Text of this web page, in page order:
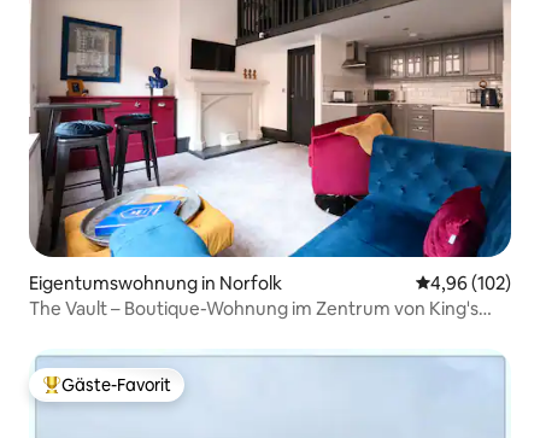
Eigentumswohnung in Norfolk
4,96 (102)
The Vault – Boutique-Wohnung im Zentrum von King's
Beliebter Gäste-Favorit.
Gäste-Favorit